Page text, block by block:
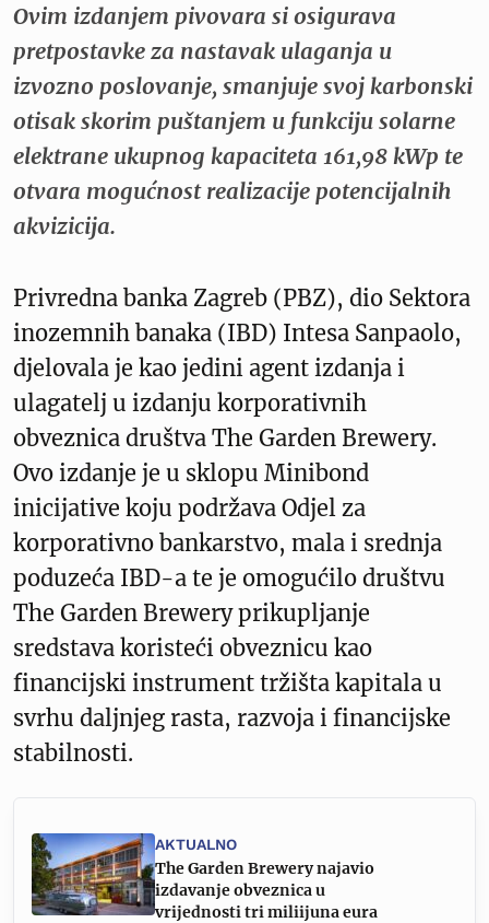
Ovim izdanjem pivovara si osigurava
pretpostavke za nastavak ulaganja u
izvozno poslovanje, smanjuje svoj karbonski
otisak skorim puštanjem u funkciju solarne
elektrane ukupnog kapaciteta 161,98 kWp te
otvara mogućnost realizacije potencijalnih
akvizicija.
Privredna banka Zagreb (PBZ), dio Sektora
inozemnih banaka (IBD) Intesa Sanpaolo,
djelovala je kao jedini agent izdanja i
ulagatelj u izdanju korporativnih
obveznica društva The Garden Brewery.
Ovo izdanje je u sklopu Minibond
inicijative koju podržava Odjel za
korporativno bankarstvo, mala i srednja
poduzeća IBD-a te je omogućilo društvu
The Garden Brewery prikupljanje
sredstava koristeći obveznicu kao
financijski instrument tržišta kapitala u
svrhu daljnjeg rasta, razvoja i financijske
stabilnosti.
AKTUALNO
The Garden Brewery najavio
izdavanje obveznica u
vrijednosti tri miliijuna eura